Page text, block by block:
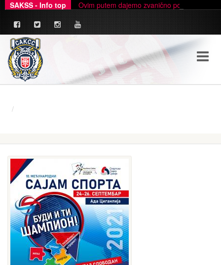
SAKSS - Info top Ovim putem dajemo zvanično pojašnjenje u